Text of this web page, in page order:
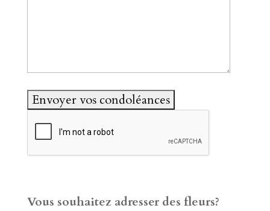
Vous souhaitez adresser des fleurs?